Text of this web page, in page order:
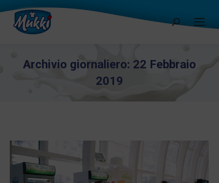
Cerca:
Archivio giornaliero: 22 Febbraio
2019